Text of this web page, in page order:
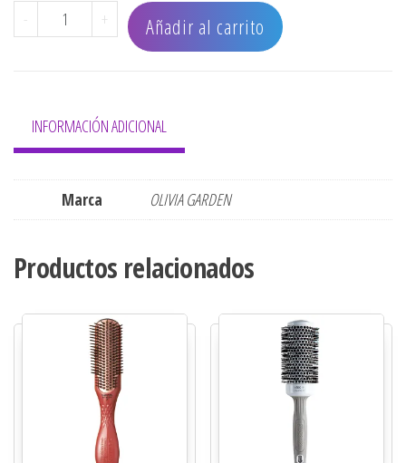
- CEPILLO OLIVIA GARDEN FINGERBRUSH VENTED PADDLE
+ Añadir al carrito
INFORMACIÓN ADICIONAL
Marca OLIVIA GARDEN
Productos relacionados